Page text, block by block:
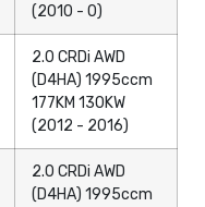
(2010 - 0)
2.0 CRDi AWD
(D4HA) 1995ccm
177KM 130KW
(2012 - 2016)
2.0 CRDi AWD
(D4HA) 1995ccm